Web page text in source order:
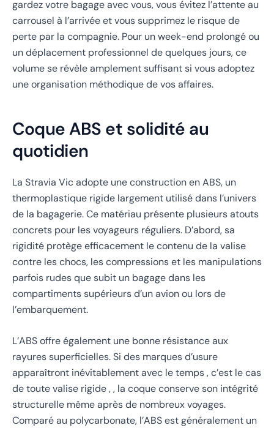
gardez votre bagage avec vous, vous évitez l’attente au
carrousel à l’arrivée et vous supprimez le risque de
perte par la compagnie. Pour un week-end prolongé ou
un déplacement professionnel de quelques jours, ce
volume se révèle amplement suffisant si vous adoptez
une organisation méthodique de vos affaires.
Coque ABS et solidité au
quotidien
La Stravia Vic adopte une construction en ABS, un
thermoplastique rigide largement utilisé dans l’univers
de la bagagerie. Ce matériau présente plusieurs atouts
concrets pour les voyageurs réguliers. D’abord, sa
rigidité protège efficacement le contenu de la valise
contre les chocs, les compressions et les manipulations
parfois rudes que subit un bagage dans les
compartiments supérieurs d’un avion ou lors de
l’embarquement.
L’ABS offre également une bonne résistance aux
rayures superficielles. Si des marques d’usure
apparaîtront inévitablement avec le temps , c’est le cas
de toute valise rigide , , la coque conserve son intégrité
structurelle même après de nombreux voyages.
Comparé au polycarbonate, l’ABS est généralement un